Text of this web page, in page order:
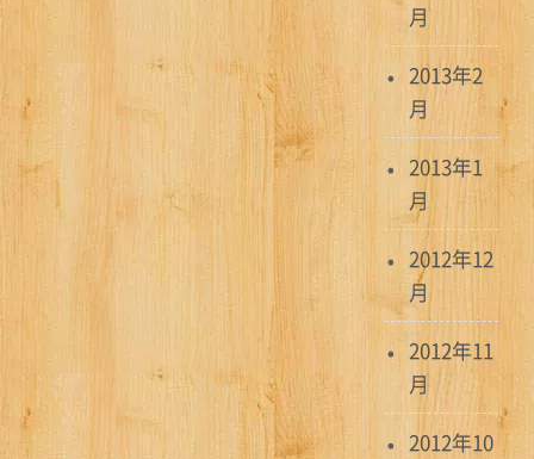
月
2013年2
月
2013年1
月
2012年12
月
2012年11
月
2012年10